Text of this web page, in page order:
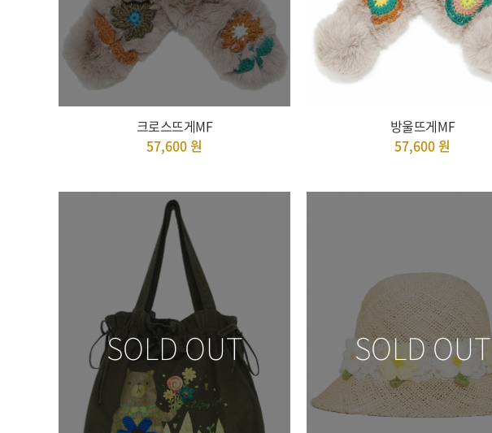
크로스뜨게MF
57,600원
방울뜨게MF
57,600원
SOLD OUT SOLD OUT